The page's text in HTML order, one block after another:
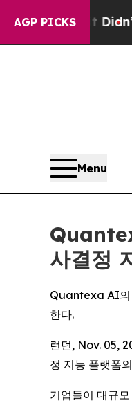
AGP PICKS
Didn’tAs war
Menu
사결정
Quantexa AI의
한다.
런던, Nov. 05,
정 지능 플랫폼
기업들이 대규